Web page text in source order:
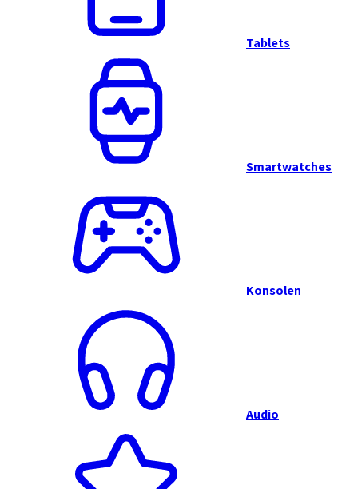
Tablets
Smartwatches
Konsolen
Audio